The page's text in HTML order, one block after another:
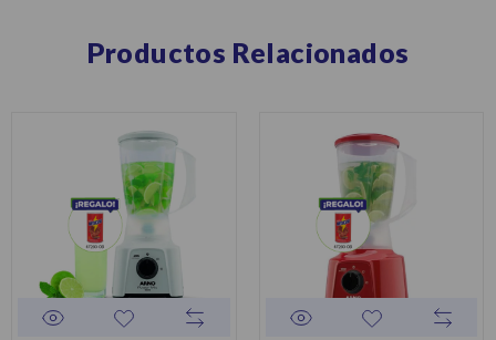
Productos Relacionados